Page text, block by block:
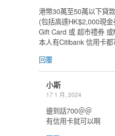
港幣30萬至50萬以下貸
(包括高達HK$2,000現
Gift Card 或 超市禮券
本人有Citibank 信用卡
回覆
小斯
17 1 月, 2024
邊到話700＠＠
有信用卡就可以啊